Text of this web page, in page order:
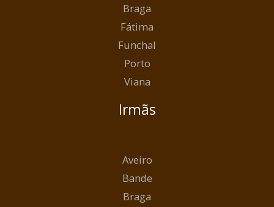
Braga
Fátima
Funchal
Porto
Viana
Irmãs
Aveiro
Bande
Braga